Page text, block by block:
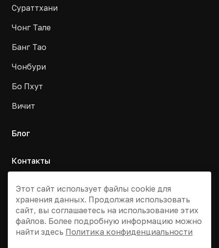
Сураттхани
Чонг Тале
Банг Тао
Чонбури
Бо Пхут
Вичит
Блог
Контакты
+7 495 955 13 12
info@dvizhtai.ru
Этот сайт использует файлы cookie для
хранения данных. Продолжая использовать
сайт, вы соглашаетесь на использование этих
файлов. Более подробную информацию можно
найти здесь Политика конфиденциальности